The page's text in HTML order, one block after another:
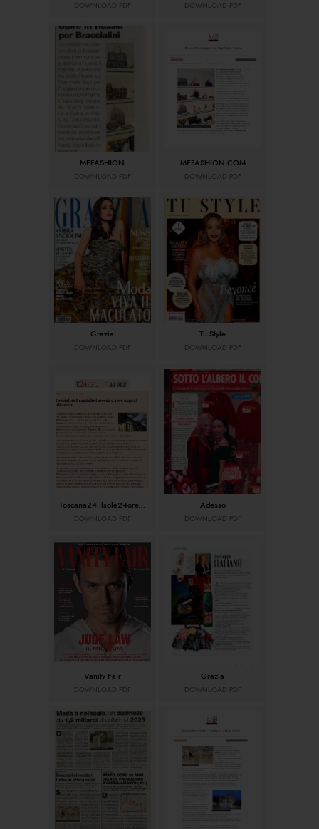
DOWNLOAD PDF DOWNLOAD PDF
MFFASHION
DOWNLOAD PDF
MFFASHION.COM
DOWNLOAD PDF
Grazia
DOWNLOAD PDF
Tu Style
DOWNLOAD PDF
Toscana24.ilsole24ore.com
DOWNLOAD PDF
Adesso
DOWNLOAD PDF
Vanity Fair
DOWNLOAD PDF
Grazia
DOWNLOAD PDF